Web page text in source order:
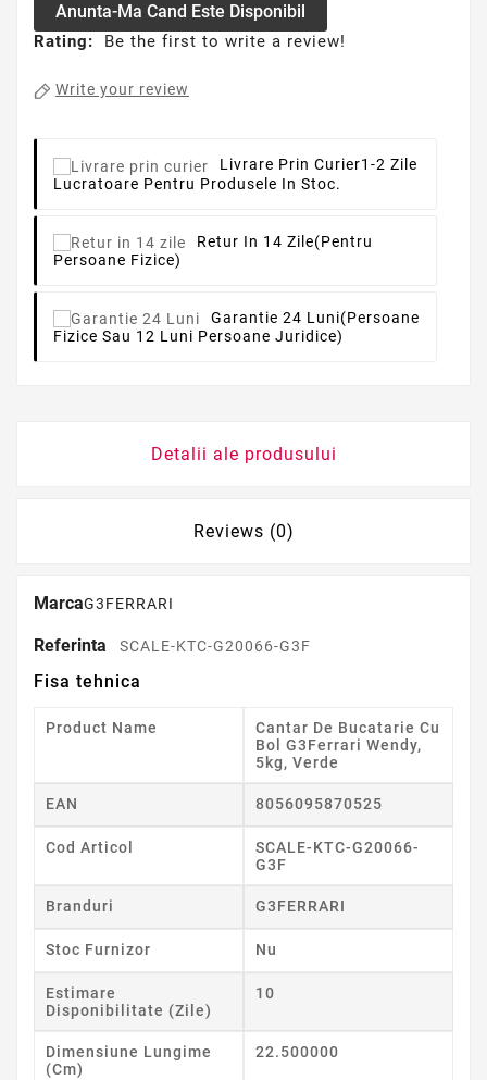
Anunta-Ma Cand Este Disponibil
Rating: Be the first to write a review!
Write your review
Livrare Prin Curier1-2 Zile
Lucratoare Pentru Produsele In Stoc.
Retur In 14 Zile(pentru
Persoane Fizice)
Garantie 24 Luni(persoane
Fizice Sau 12 Luni Persoane Juridice)
Detalii ale produsului
Reviews (0)
MarcaG3FERRARI
Referinta SCALE-KTC-G20066-G3F
Fisa tehnica
Product Name
Cantar De Bucatarie Cu
Bol G3Ferrari Wendy,
5kg, Verde
EAN 8056095870525
Cod Articol
SCALE-KTC-G20066-
G3F
Branduri G3FERRARI
Stoc Furnizor Nu
Estimare
Disponibilitate (zile)
10
Dimensiune Lungime
(cm)
22.500000